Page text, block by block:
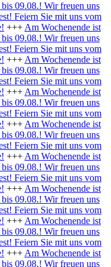
09.08.! Wir freuen uns
Feiern Sie mit uns vom
+++ Am Wochenende ist
09.08.! Wir freuen uns
Feiern Sie mit uns vom
+++ Am Wochenende ist
09.08.! Wir freuen uns
Feiern Sie mit uns vom
+++ Am Wochenende ist
09.08.! Wir freuen uns
Feiern Sie mit uns vom
+++ Am Wochenende ist
09.08.! Wir freuen uns
Feiern Sie mit uns vom
+++ Am Wochenende ist
09.08.! Wir freuen uns
Feiern Sie mit uns vom
+++ Am Wochenende ist
09.08.! Wir freuen uns
Feiern Sie mit uns vom
+++ Am Wochenende ist
09.08.! Wir freuen uns
Feiern Sie mit uns vom
+++ Am Wochenende ist
09.08.! Wir freuen uns